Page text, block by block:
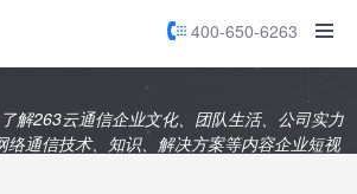
400-650-6263
了解263云通信企业文化、团队生活、公司实力
络通信技术、知识、解决方案等内容企业短视